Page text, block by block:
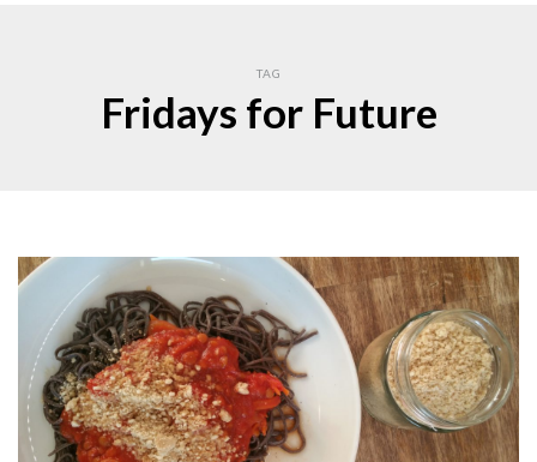
TAG
Fridays for Future